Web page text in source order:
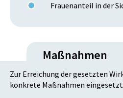
Frauenanteil in der
Maßnahmen
Zur Erreichung der gesetzten
konkrete Maßnahmen